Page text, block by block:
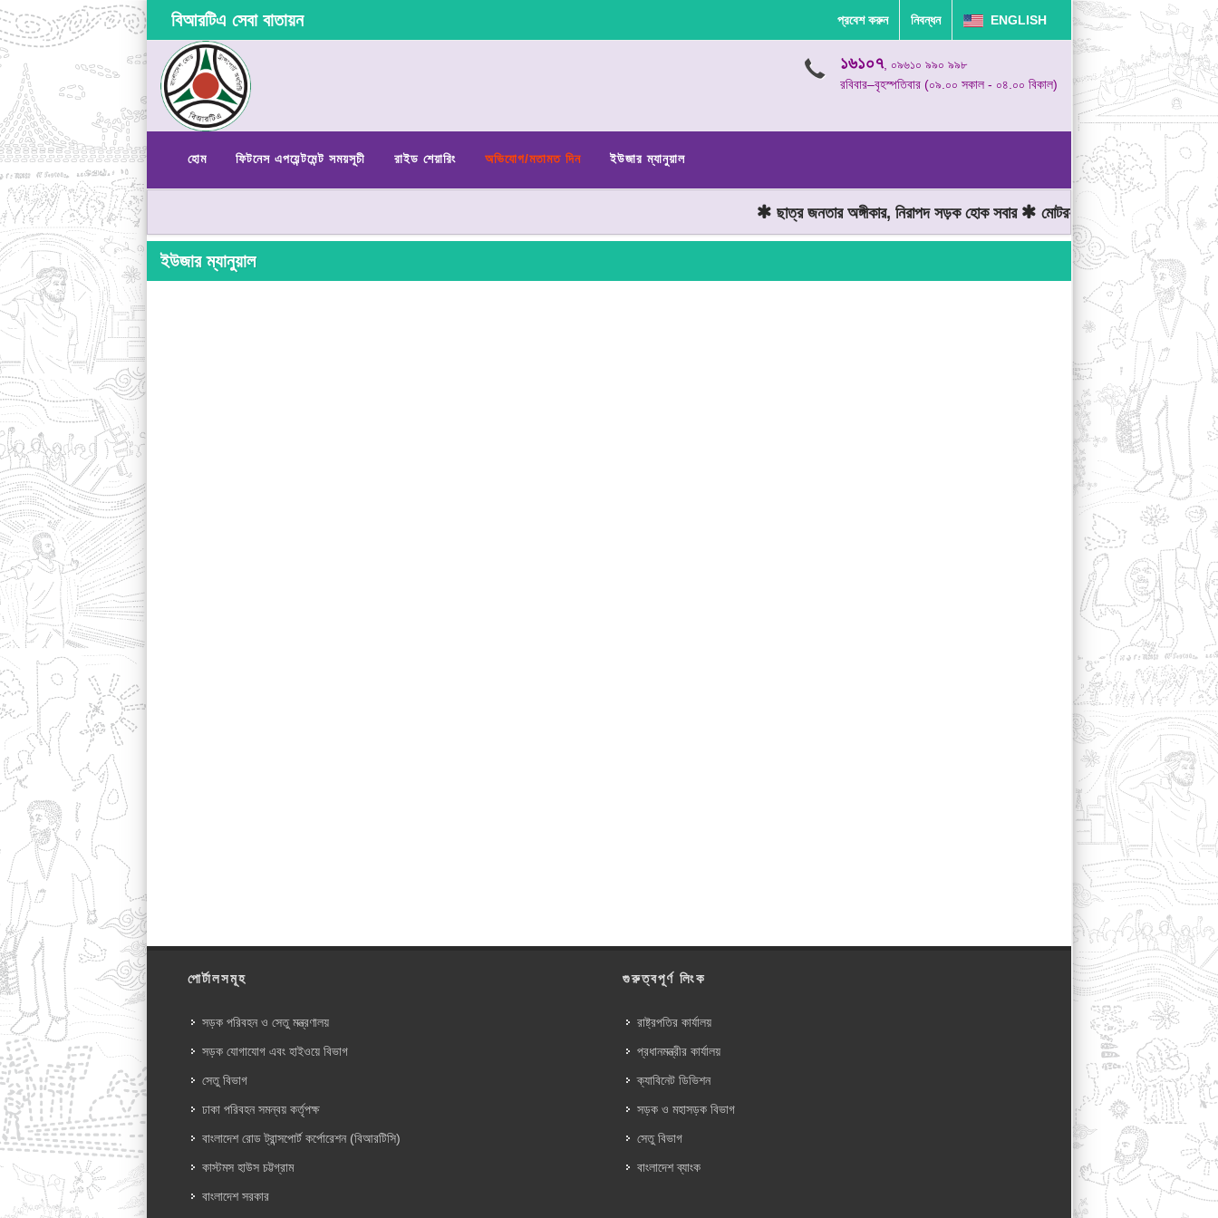
বিআরটিএ সেবা বাতায়ন প্রবেশ করুন নিবন্ধন ENGLISH
১৬১০৭, ০৯৬১০ ৯৯০ ৯৯৮
রবিবার–বৃহস্পতিবার (০৯.০০ সকাল - ০৪.০০ বিকাল)
হোম ফিটনেস এপয়েন্টমেন্ট সময়সূচী রাইড শেয়ারিং অভিযোগ/মতামত দিন ইউজার ম্যানুয়াল
ছাত্র জনতার অঙ্গীকার, নিরাপদ সড়ক হোক সবার মোটরযান চালানোর সময় গতিসীমা মেনে
ইউজার ম্যানুয়াল
পোর্টালসমূহ
সড়ক পরিবহন ও সেতু মন্ত্রণালয়
সড়ক যোগাযোগ এবং হাইওয়ে বিভাগ
সেতু বিভাগ
ঢাকা পরিবহন সমন্বয় কর্তৃপক্ষ
বাংলাদেশ রোড ট্রান্সপোর্ট কর্পোরেশন (বিআরটিসি)
কাস্টমস হাউস চট্টগ্রাম
বাংলাদেশ সরকার
গুরুত্বপূর্ণ লিংক
রাষ্ট্রপতির কার্যালয়
প্রধানমন্ত্রীর কার্যালয়
ক্যাবিনেট ডিভিশন
সড়ক ও মহাসড়ক বিভাগ
সেতু বিভাগ
বাংলাদেশ ব্যাংক